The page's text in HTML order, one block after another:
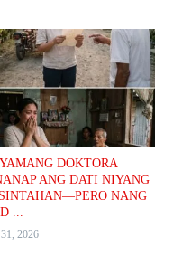
DOKTORA
ANG DATI NIYANG
NANG
...
2026